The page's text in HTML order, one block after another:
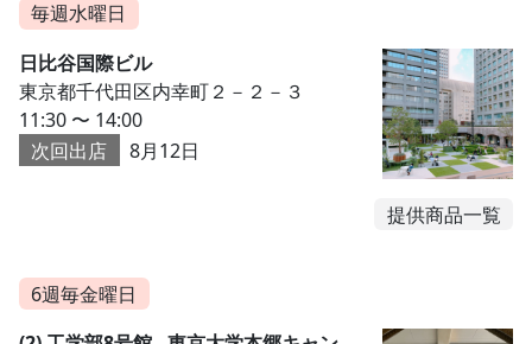
毎週水曜日
日比谷国際ビル
東京都千代田区内幸町２－２－３
11:30 〜 14:00
次回出店
8月12日
提供商品一覧
6週毎金曜日